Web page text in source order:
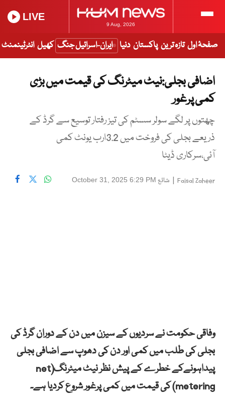
9 Aug, 2026
LIVE
صفحۂ اول تازہ ترین پاکستان دنیا ایران-اسرائیل جنگ کھیل انٹرٹینمنٹ
اضافی بجلی:نیٹ میٹرنگ کی قیمت میں بڑی
کمی پرغور
چھتوں پر لگے سولر سسٹم کی تیز رفتار توسیع سے گرڈ کے
ذریعے بجلی کی فروخت میں 3.2ارب یونٹ کمی
آئی،سرکاری ڈیٹا
Faisal Zaheer
| شائع October 31, 2025 6:29 PM
وفاقی حکومت نے سردیوں کے سیزن میں دن کے دوران گرڈ کی
بجلی کی طلب میں کمی اور دن کی دھوپ سے اضافی بجلی
پیداہونےکے خطرے کے پیش نظر نیٹ میٹرنگ(net
metering) کی قیمت میں کمی پرغور شروع کردیا ہے۔